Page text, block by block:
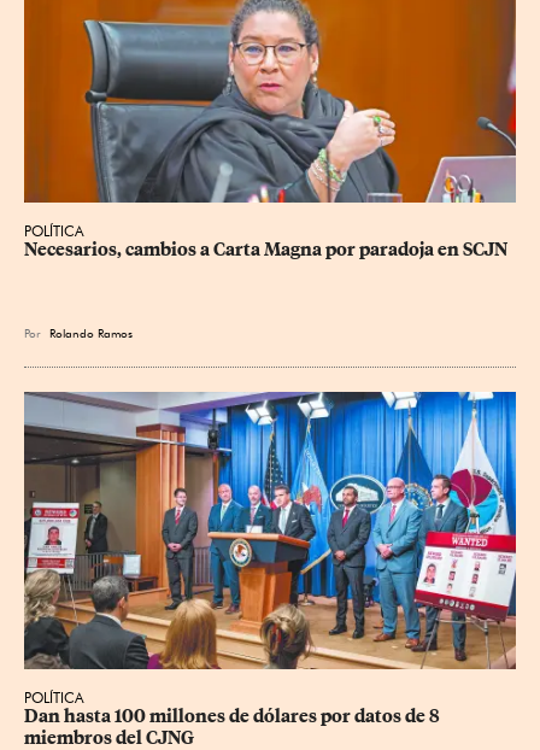
POLÍTICA
Necesarios, cambios a Carta Magna por paradoja en SCJN
Por Rolando Ramos
POLÍTICA
Dan hasta 100 millones de dólares por datos de 8
miembros del CJNG